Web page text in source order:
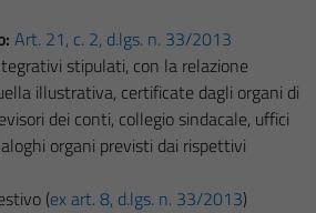
Art. 21, c. 2, d.lgs. n. 33/2013
stipulati, con la relazione
illustrativa, certificate dagli organi di
dei conti, collegio sindacale, uffici
organi previsti dai rispettivi
(ex art. 8, d.lgs. n. 33/2013)